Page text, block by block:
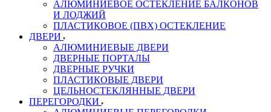
АЛЮМИНИЕВОЕ ОСТЕКЛЕНИЕ БАЛКОНОВ
И ЛОДЖИЙ
ПЛАСТИКОВОЕ (ПВХ) ОСТЕКЛЕНИЕ
ДВЕРИ
АЛЮМИНИЕВЫЕ ДВЕРИ
ДВЕРНЫЕ ПОРТАЛЫ
ДВЕРНЫЕ РУЧКИ
ПЛАСТИКОВЫЕ ДВЕРИ
ЦЕЛЬНОСТЕКЛЯННЫЕ ДВЕРИ
ПЕРЕГОРОДКИ